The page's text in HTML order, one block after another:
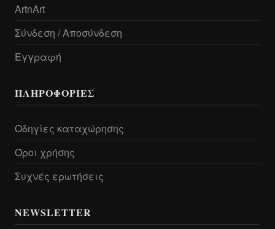
ArtnArt
Σύνδεση / Αποσύνδεση
Εγγραφή
ΠΛΗΡΟΦΟΡΊΕΣ
Οδηγίες καταχώρησης
Όροι χρήσης
Συχνές ερωτήσεις
NEWSLETTER